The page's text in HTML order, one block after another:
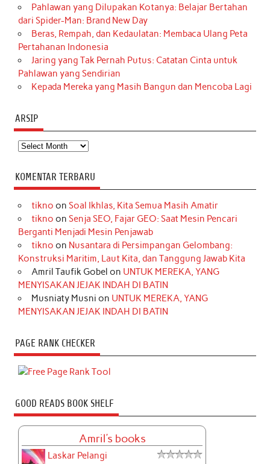
Pahlawan yang Dilupakan Kotanya: Belajar Bertahan
dari Spider-Man: Brand New Day
Beras, Rempah, dan Kedaulatan: Membaca Ulang Peta
Pertahanan Indonesia
Jaring yang Tak Pernah Putus: Catatan Cinta untuk
Pahlawan yang Sendirian
Kepada Mereka yang Masih Bangun dan Mencoba Lagi
ARSIP
Arsip
KOMENTAR TERBARU
tikno on Soal Ikhlas, Kita Semua Masih Amatir
tikno on Senja SEO, Fajar GEO: Saat Mesin Pencari
Berganti Menjadi Mesin Penjawab
tikno on Nusantara di Persimpangan Gelombang:
Konstruksi Maritim, Laut Kita, dan Tanggung Jawab Kita
Amril Taufik Gobel on UNTUK MEREKA, YANG
MENYISAKAN JEJAK INDAH DI BATIN
Musniaty Musni on UNTUK MEREKA, YANG
MENYISAKAN JEJAK INDAH DI BATIN
PAGE RANK CHECKER
GOOD READS BOOK SHELF
Amril's books
Laskar Pelangi